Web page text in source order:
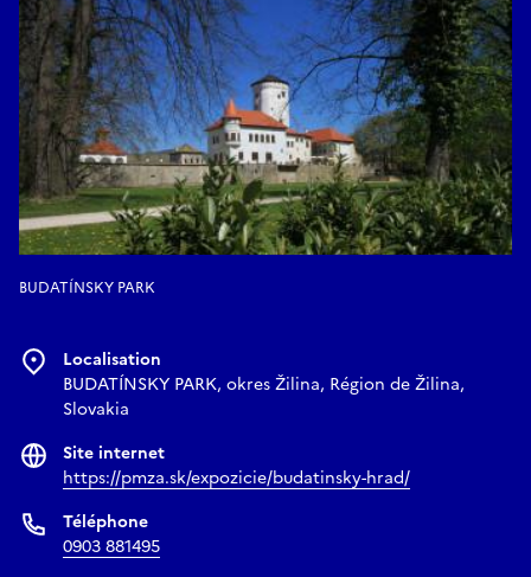
BUDATÍNSKY PARK
Localisation
BUDATÍNSKY PARK, okres Žilina, Région de Žilina,
Slovakia
Site internet
https://pmza.sk/expozicie/budatinsky-hrad/
Téléphone
0903 881495